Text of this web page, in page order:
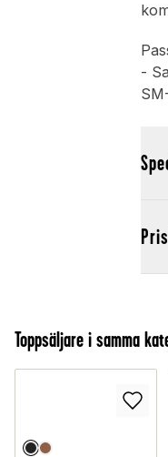
-
Toppsäljare i samma